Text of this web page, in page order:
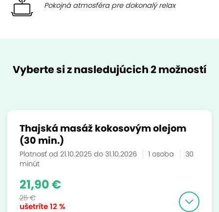
Pokojná atmosféra pre dokonalý relax
Vyberte si z nasledujúcich 2 možností
Thajská masáž kokosovým olejom
(30 min.)
Platnosť od 21.10.2025 do 31.10.2026 1 osoba
30
minút
ušetríte12 %
21,90 €
25 €